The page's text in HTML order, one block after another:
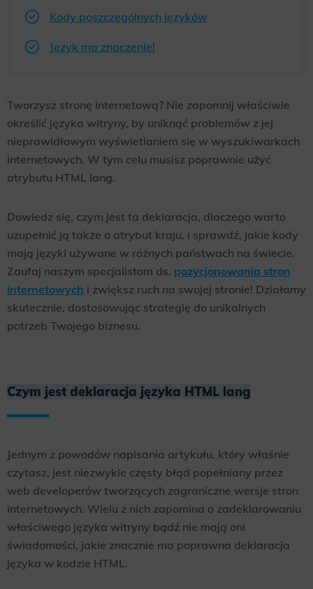
Kody poszczególnych języków
Język ma znaczenie!
Tworzysz stronę internetową? Nie zapomnij właściwie
określić języka witryny, by uniknąć problemów z jej
nieprawidłowym wyświetlaniem się w wyszukiwarkach
internetowych. W tym celu musisz poprawnie użyć
atrybutu HTML lang.
Dowiedz się, czym jest ta deklaracja, dlaczego warto
uzupełnić ją także o atrybut kraju, i sprawdź, jakie kody
mają języki używane w różnych państwach na świecie.
Zaufaj naszym specjalistom ds. pozycjonowania stron
internetowych i zwiększ ruch na swojej stronie! Działamy
skutecznie, dostosowując strategię do unikalnych
potrzeb Twojego biznesu.
Czym jest deklaracja języka HTML lang
Jednym z powodów napisania artykułu, który właśnie
czytasz, jest niezwykle częsty błąd popełniany przez
web developerów tworzących zagraniczne wersje stron
internetowych. Wielu z nich zapomina o zadeklarowaniu
właściwego języka witryny bądź nie mają oni
świadomości, jakie znacznie ma poprawna deklaracja
języka w kodzie HTML.